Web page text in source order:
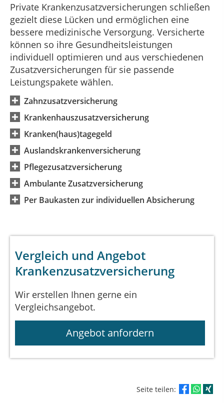
Private Krankenzusatzversicherungen schließen
gezielt diese Lücken und ermöglichen eine
bessere medizinische Versorgung. Versicherte
können so ihre Gesundheitsleistungen
individuell optimieren und aus verschiedenen
Zusatzversicherungen für sie passende
Leistungspakete wählen.
Zahnzusatzversicherung
Krankenhauszusatzversicherung
Kranken(haus)tagegeld
Auslandskrankenversicherung
Pflegezusatzversicherung
Ambulante Zusatzversicherung
Per Baukasten zur individuellen Absicherung
Vergleich und Angebot
Krankenzusatzversicherung
Wir erstellen Ihnen gerne ein
Vergleichsangebot.
Angebot anfordern
Seite teilen: